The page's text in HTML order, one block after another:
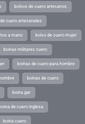
bolsos de cuero artesanos
cuero artesanales
a mano bolso de cuero mujer
boinas militares cuero
boinas de cuero para hombre
boinas de cuero
boina gar
boina de cuero inglesa
boina cuero